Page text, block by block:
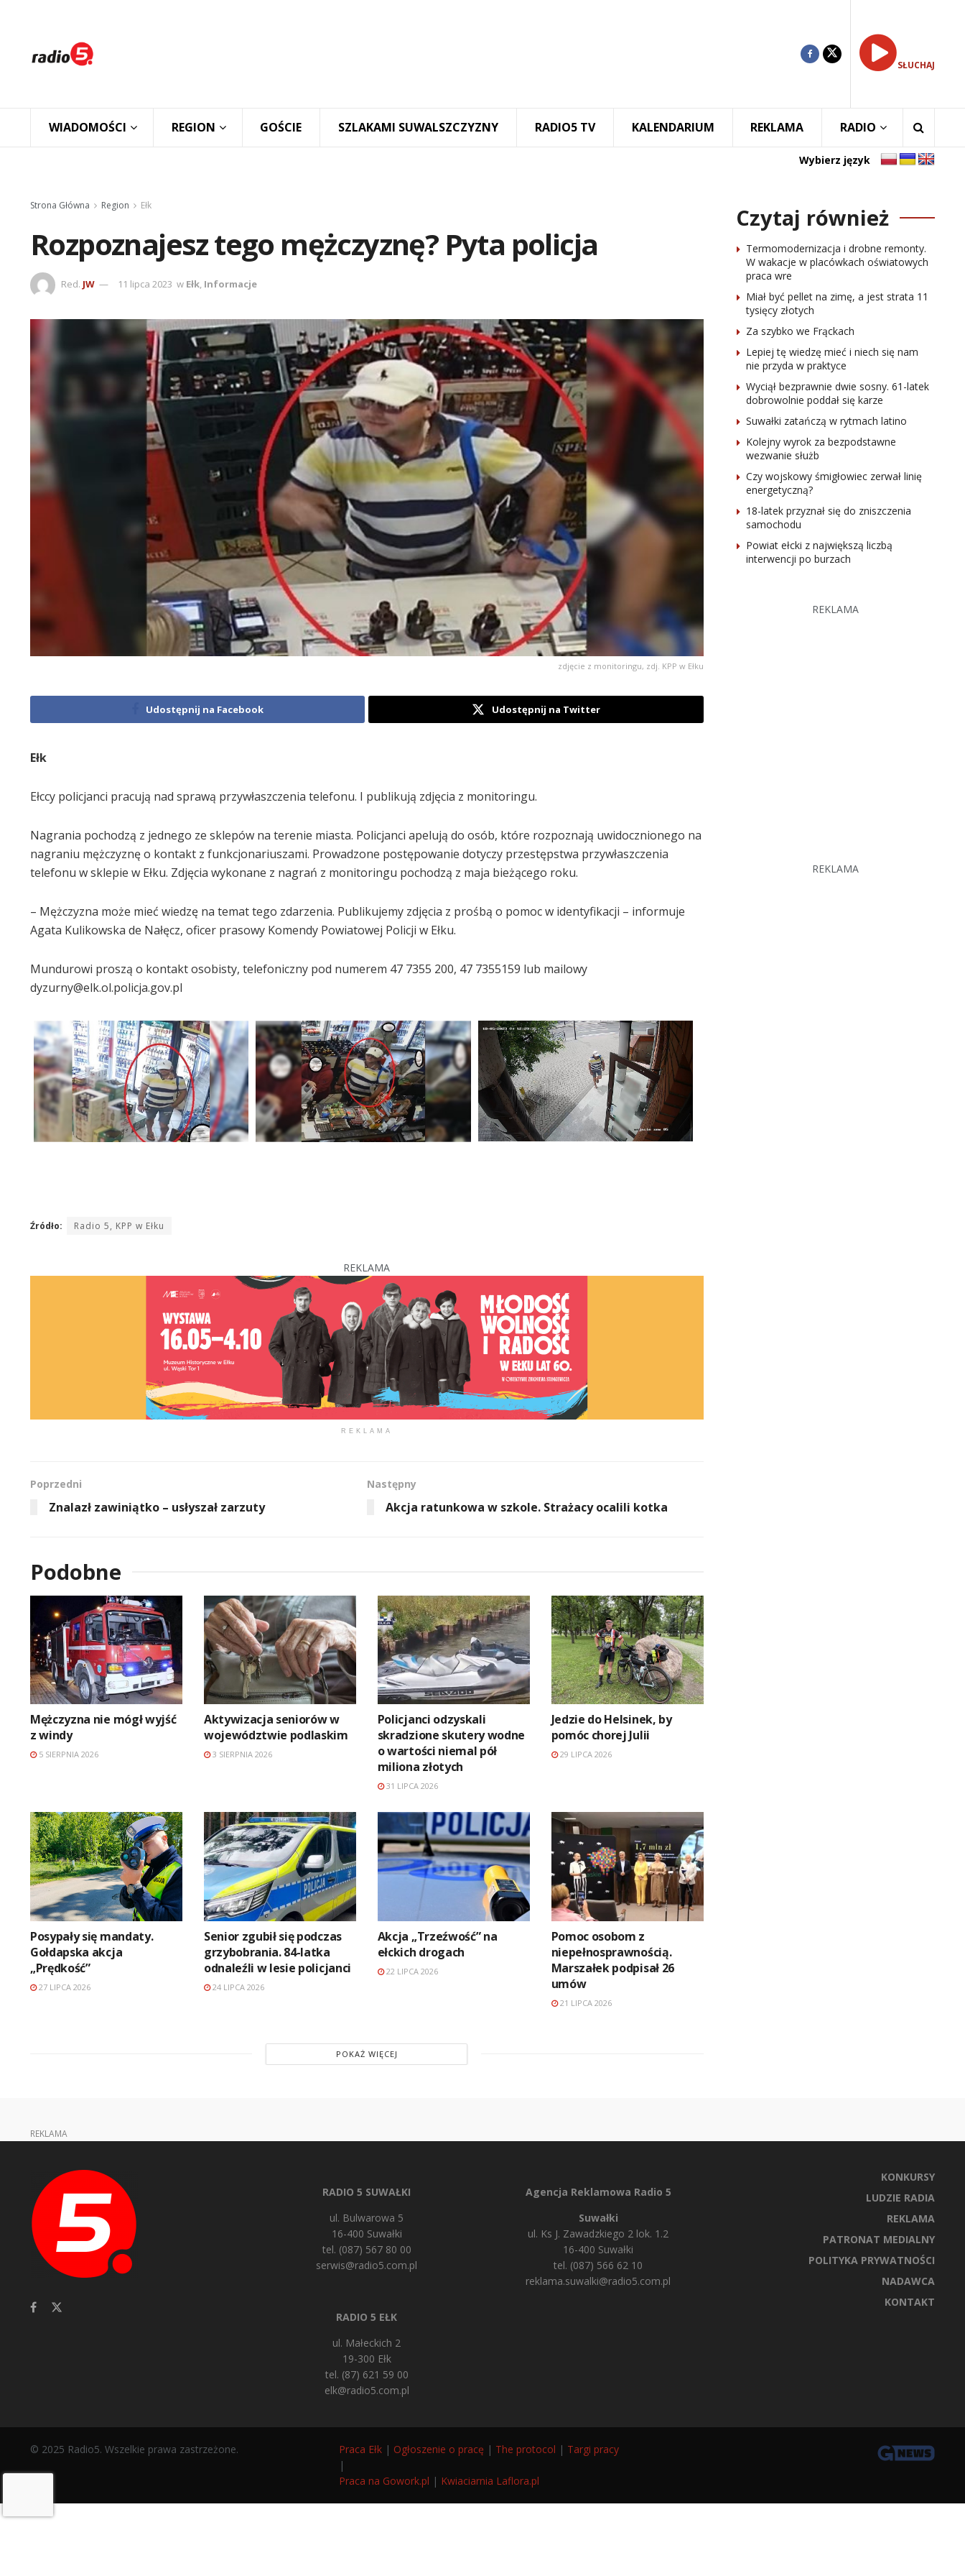
SŁUCHAJ
WIADOMOŚCI REGION GOŚCIE SZLAKAMI SUWALSZCZYZNY RADIO5 TV KALENDARIUM REKLAMA RADIO
Wybierz język
Strona Główna Region Ełk
Rozpoznajesz tego mężczyznę? Pyta policja
Red. JW 11 lipca 2023 w Ełk, Informacje
zdjęcie z monitoringu, zdj. KPP w Ełku
Udostępnij na Facebook Udostępnij na Twitter
Ełk
Ełccy policjanci pracują nad sprawą przywłaszczenia telefonu. I publikują zdjęcia z monitoringu.
Nagrania pochodzą z jednego ze sklepów na terenie miasta. Policjanci apelują do osób, które rozpoznają uwidocznionego na
nagraniu mężczyznę o kontakt z funkcjonariuszami. Prowadzone postępowanie dotyczy przestępstwa przywłaszczenia
telefonu w sklepie w Ełku. Zdjęcia wykonane z nagrań z monitoringu pochodzą z maja bieżącego roku.
– Mężczyzna może mieć wiedzę na temat tego zdarzenia. Publikujemy zdjęcia z prośbą o pomoc w identyfikacji – informuje
Agata Kulikowska de Nałęcz, oficer prasowy Komendy Powiatowej Policji w Ełku.
Mundurowi proszą o kontakt osobisty, telefoniczny pod numerem 47 7355 200, 47 7355159 lub mailowy
dyzurny@elk.ol.policja.gov.pl
Źródło: Radio 5, KPP w Ełku
REKLAMA
REKLAMA
Poprzedni
Znalazł zawiniątko – usłyszał zarzuty
Następny
Akcja ratunkowa w szkole. Strażacy ocalili kotka
Podobne
Mężczyzna nie mógł wyjść
z windy
5 SIERPNIA 2026
Aktywizacja seniorów w
województwie podlaskim
3 SIERPNIA 2026
Policjanci odzyskali
skradzione skutery wodne
o wartości niemal pół
miliona złotych
31 LIPCA 2026
Jedzie do Helsinek, by
pomóc chorej Julii
29 LIPCA 2026
Posypały się mandaty.
Gołdapska akcja
„Prędkość”
27 LIPCA 2026
Senior zgubił się podczas
grzybobrania. 84-latka
odnaleźli w lesie policjanci
24 LIPCA 2026
Akcja „Trzeźwość” na
ełckich drogach
22 LIPCA 2026
Pomoc osobom z
niepełnosprawnością.
Marszałek podpisał 26
umów
21 LIPCA 2026
POKAŻ WIĘCEJ
Czytaj również
Termomodernizacja i drobne remonty.
W wakacje w placówkach oświatowych
praca wre
Miał być pellet na zimę, a jest strata 11
tysięcy złotych
Za szybko we Frąckach
Lepiej tę wiedzę mieć i niech się nam
nie przyda w praktyce
Wyciął bezprawnie dwie sosny. 61-latek
dobrowolnie poddał się karze
Suwałki zatańczą w rytmach latino
Kolejny wyrok za bezpodstawne
wezwanie służb
Czy wojskowy śmigłowiec zerwał linię
energetyczną?
18-latek przyznał się do zniszczenia
samochodu
Powiat ełcki z największą liczbą
interwencji po burzach
REKLAMA
REKLAMA
REKLAMA
RADIO 5 SUWAŁKI
ul. Bulwarowa 5
16-400 Suwałki
tel. (087) 567 80 00
serwis@radio5.com.pl
RADIO 5 EŁK
ul. Małeckich 2
19-300 Ełk
tel. (87) 621 59 00
elk@radio5.com.pl
Agencja Reklamowa Radio 5
Suwałki
ul. Ks J. Zawadzkiego 2 lok. 1.2
16-400 Suwałki
tel. (087) 566 62 10
reklama.suwalki@radio5.com.pl
KONKURSY
LUDZIE RADIA
REKLAMA
PATRONAT MEDIALNY
POLITYKA PRYWATNOŚCI
NADAWCA
KONTAKT
© 2025 Radio5. Wszelkie prawa zastrzeżone. Praca Ełk | Ogłoszenie o pracę | The protocol | Targi pracy
|
Praca na Gowork.pl | Kwiaciarnia Laflora.pl